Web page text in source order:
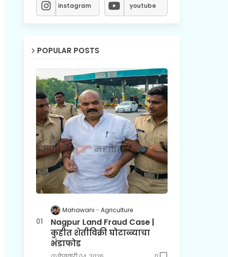
instagram youtube
POPULAR POSTS
Mahawani Agriculture
Nagpur Land Fraud Case |
कुहीत शेतीविक्री घोटाळ्याचा
भंडाफोड